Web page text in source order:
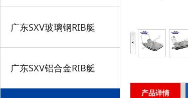
广东SXV玻璃钢RIB艇
广东SXV铝合金RIB艇
产品详情